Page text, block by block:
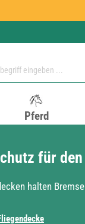
Pferd
für den
halten